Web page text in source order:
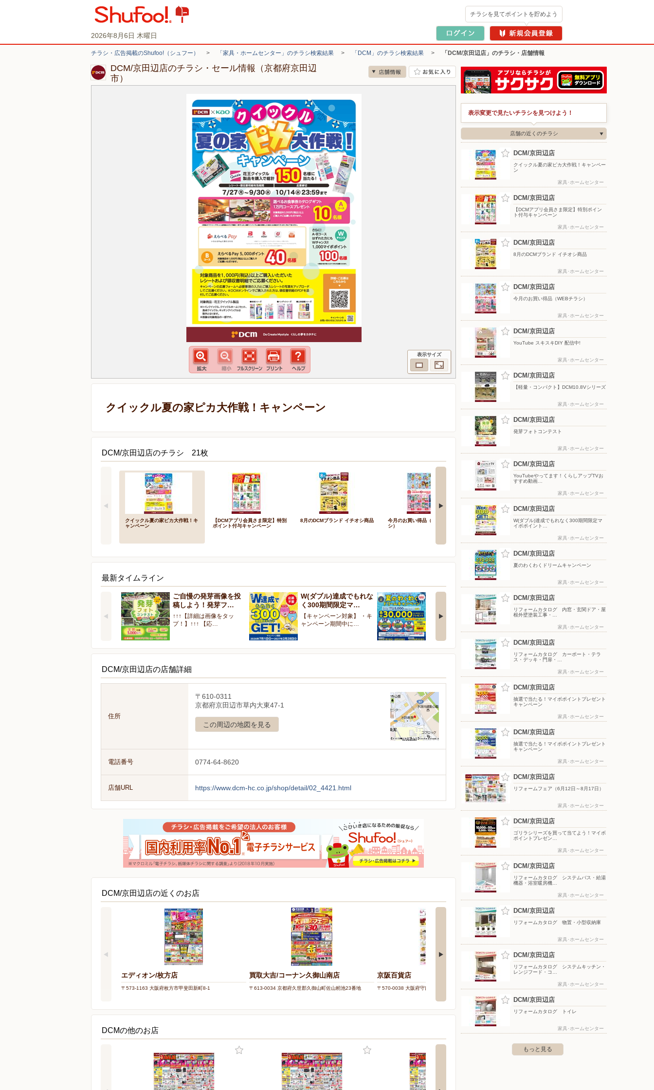
2026年8月6日 木曜日
チラシを見てポイントを貯めよう
チラシ・広告掲載のShufoo!（シュフー） > 「家具・ホームセンター」のチラシ検索結果 > 「DCM」のチラシ検索結果 > 「DCM/京田辺店」のチラシ・店舗情報
DCM/京田辺店のチラシ・セール情報（京都府京田辺
市）
表示サイズ
クイックル夏の家ピカ大作戦！キャンペーン
DCM/京田辺店のチラシ 21枚
クイックル夏の家ピカ大作戦！キ
ャンペーン
【DCMアプリ会員さま限定】特別
ポイント付与キャンペーン
8月のDCMブランド イチオシ商品
今月のお買い得品（WEBチラ
シ）
YouTube スキスキDIY 配信中!
【軽量・コンパクト】DCM10.8V
最新タイムライン
ご自慢の発芽画像を投
稿しよう！発芽フ…
↑↑↑【詳細は画像をタッ
プ！】↑↑↑ 【応…
W(ダブル)達成でもれな
く300期間限定マ…
【キャンペーン対象】 ・キ
ャンペーン期間中に…
お買い物がビックチャ
ンスに！夏のわく…
【アプリ応募限定】 キャン
ペーン期間中の合計…
イボポイントプレ…
ィケア、オーラルケア…
DCM/京田辺店の店舗詳細
住所
〒610-0311
京都府京田辺市草内大東47-1
この周辺の地図を見る
電話番号 0774-64-8620
店舗URL https://www.dcm-hc.co.jp/shop/detail/02_4421.html
DCM/京田辺店の近くのお店
エディオン/枚方店
〒573-1163 大阪府枚方市甲斐田新町8-1
買取大吉/コーナン久御山南店
〒613-0034 京都府久世郡久御山町佐山籾池23番地
京阪百貨店
〒570-0038 大阪府守口市河原町8-3
ダックス/城陽久津川店
〒610-0101 京都府城陽市平川横道87-1
DCMの他のお店
表示変更で見たいチラシを見つけよう！
店舗の近くのチラシ
DCM/京田辺店
クイックル夏の家ピカ大作戦！キャンペー
ン
家具･ホームセンター
DCM/京田辺店
【DCMアプリ会員さま限定】特別ポイン
ト付与キャンペーン
家具･ホームセンター
DCM/京田辺店
8月のDCMブランド イチオシ商品
家具･ホームセンター
DCM/京田辺店
今月のお買い得品（WEBチラシ）
家具･ホームセンター
DCM/京田辺店
YouTube スキスキDIY 配信中!
家具･ホームセンター
DCM/京田辺店
【軽量・コンパクト】DCM10.8Vシリーズ
家具･ホームセンター
DCM/京田辺店
発芽フォトコンテスト
家具･ホームセンター
DCM/京田辺店
YouTubeやってます！くらしアップTVお
すすめ動画…
家具･ホームセンター
DCM/京田辺店
W(ダブル)達成でもれなく300期間限定マ
イボポイント…
家具･ホームセンター
DCM/京田辺店
夏のわくわくドリームキャンペーン
家具･ホームセンター
DCM/京田辺店
リフォームカタログ 内窓・玄関ドア・屋
根外壁塗装工事・…
家具･ホームセンター
DCM/京田辺店
リフォームカタログ カーポート・テラ
ス・デッキ・門扉・…
家具･ホームセンター
DCM/京田辺店
抽選で当たる！マイボポイントプレゼント
キャンペーン
家具･ホームセンター
DCM/京田辺店
抽選で当たる！マイボポイントプレゼント
キャンペーン
家具･ホームセンター
DCM/京田辺店
リフォームフェア（6月12日～8月17日）
家具･ホームセンター
DCM/京田辺店
ゴリラシリーズを買って当てよう！マイボ
ポイントプレゼン…
家具･ホームセンター
DCM/京田辺店
リフォームカタログ システムバス・給湯
機器・浴室暖房機…
家具･ホームセンター
DCM/京田辺店
リフォームカタログ 物置・小型収納庫
家具･ホームセンター
DCM/京田辺店
リフォームカタログ システムキッチン・
レンジフード・コ…
家具･ホームセンター
DCM/京田辺店
リフォームカタログ トイレ
家具･ホームセンター
もっと見る